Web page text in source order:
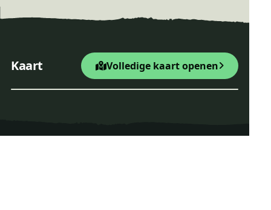
Kaart Volledige kaart openen
Startpunt Wandelroute
−